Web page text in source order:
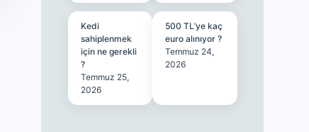
Kedi
sahiplenmek
için ne gerekli
?
Temmuz 25,
2026
500 TL’ye kaç
euro alınıyor ?
Temmuz 24,
2026